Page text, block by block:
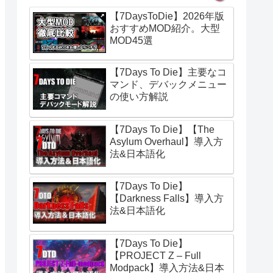
【7DaysToDie】2026年版
おすすめMOD紹介。大型
MOD45選
【7Days To Die】主要なコ
マンド、デバックメニュー
の使い方解説
【7Days To Die】【The
Asylum Overhaul】導入方
法&日本語化
【7Days To Die】
【Darkness Falls】導入方
法&日本語化
【7Days To Die】
【PROJECT Z – Full
Modpack】導入方法&日本